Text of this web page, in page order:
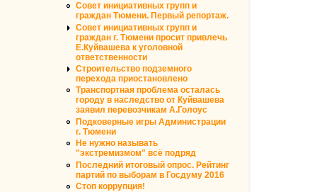
Совет инициативных групп и
граждан Тюмени. Первый репортаж.
Совет инициативных групп и
граждан г. Тюмени просит привлечь
Е.Куйвашева к уголовной
ответственности
Строительство подземного
перехода приостановлено
Транспортная проблема осталась
городу в наследство от Куйвашева
заявил перевозчикам А.Голоус
Подковерные игры Администрации
г. Тюмени
Не нужно называть
"экстремизмом" всё подряд
Последний итоговый опрос. Рейтинг
партий по выборам в Госдуму 2016
Стоп коррупция!